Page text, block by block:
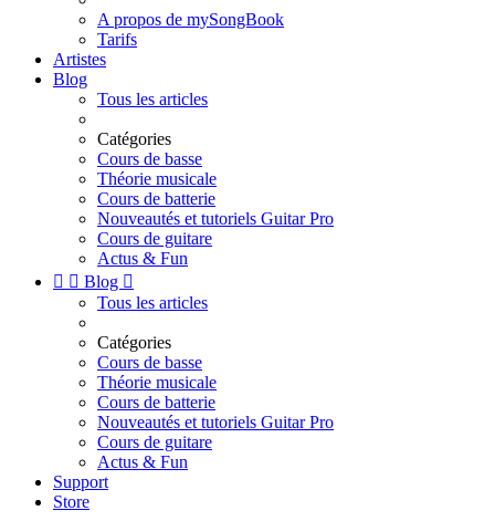
A propos de mySongBook
Tarifs
Artistes
Blog
Tous les articles
Catégories
Cours de basse
Théorie musicale
Cours de batterie
Nouveautés et tutoriels Guitar Pro
Cours de guitare
Actus & Fun
  Blog 
Tous les articles
Catégories
Cours de basse
Théorie musicale
Cours de batterie
Nouveautés et tutoriels Guitar Pro
Cours de guitare
Actus & Fun
Support
Store